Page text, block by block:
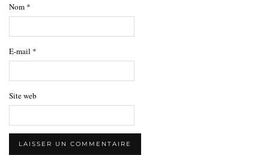
Nom *
E-mail *
Site web